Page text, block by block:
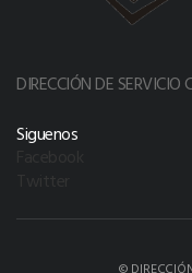
DIRECCIÓN DE
Siguenos
©